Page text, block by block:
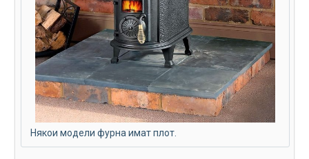
Някои модели фурна имат плот.